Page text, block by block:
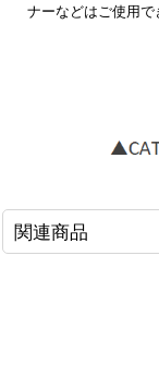
ナーなどはご使用で
関連商品